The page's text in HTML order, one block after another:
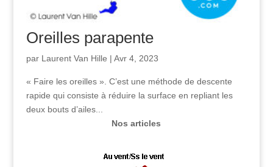
Oreilles parapente
par Laurent Van Hille | Avr 4, 2023
« Faire les oreilles ». C’est une méthode de descente
rapide qui consiste à réduire la surface en repliant les
deux bouts d’ailes...
Nos articles